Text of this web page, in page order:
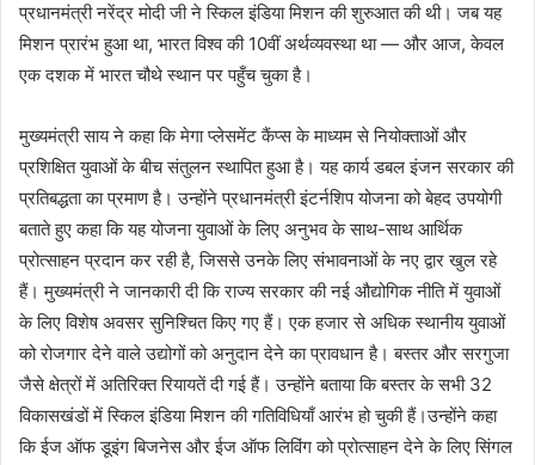
प्रधानमंत्री नरेंद्र मोदी जी ने स्किल इंडिया मिशन की शुरुआत की थी। जब यह
मिशन प्रारंभ हुआ था, भारत विश्व की 10वीं अर्थव्यवस्था था — और आज, केवल
एक दशक में भारत चौथे स्थान पर पहुँच चुका है।
मुख्यमंत्री साय ने कहा कि मेगा प्लेसमेंट कैंप्स के माध्यम से नियोक्ताओं और
प्रशिक्षित युवाओं के बीच संतुलन स्थापित हुआ है। यह कार्य डबल इंजन सरकार की
प्रतिबद्धता का प्रमाण है। उन्होंने प्रधानमंत्री इंटर्नशिप योजना को बेहद उपयोगी
बताते हुए कहा कि यह योजना युवाओं के लिए अनुभव के साथ-साथ आर्थिक
प्रोत्साहन प्रदान कर रही है, जिससे उनके लिए संभावनाओं के नए द्वार खुल रहे
हैं। मुख्यमंत्री ने जानकारी दी कि राज्य सरकार की नई औद्योगिक नीति में युवाओं
के लिए विशेष अवसर सुनिश्चित किए गए हैं। एक हजार से अधिक स्थानीय युवाओं
को रोजगार देने वाले उद्योगों को अनुदान देने का प्रावधान है। बस्तर और सरगुजा
जैसे क्षेत्रों में अतिरिक्त रियायतें दी गई हैं। उन्होंने बताया कि बस्तर के सभी 32
विकासखंडों में स्किल इंडिया मिशन की गतिविधियाँ आरंभ हो चुकी हैं।उन्होंने कहा
कि ईज ऑफ डूइंग बिजनेस और ईज ऑफ लिविंग को प्रोत्साहन देने के लिए सिंगल